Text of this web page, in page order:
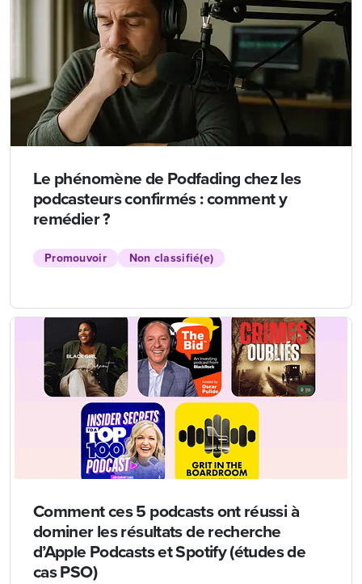
Le phénomène de Podfading chez les
podcasteurs confirmés : comment y
remédier ?
Promouvoir Non classifié(e)
Comment ces 5 podcasts ont réussi à
dominer les résultats de recherche
d’Apple Podcasts et Spotify (études de
cas PSO)